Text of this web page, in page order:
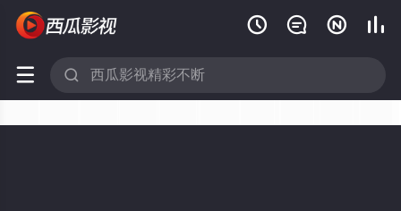
   
 